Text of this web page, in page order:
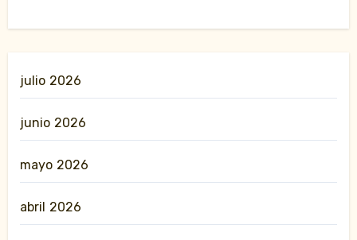
julio 2026
junio 2026
mayo 2026
abril 2026